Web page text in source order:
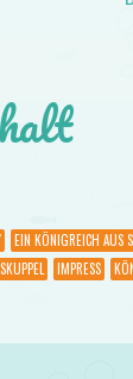
EIN KÖNIGREICH AUS
IMPRESS